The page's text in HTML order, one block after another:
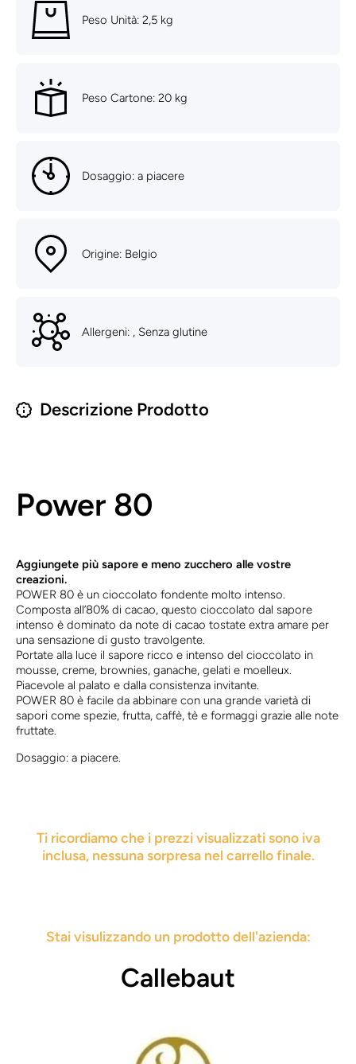
Peso Unità: 2,5 kg
Peso Cartone: 20 kg
Dosaggio: a piacere
Origine: Belgio
Allergeni: , Senza glutine
Descrizione Prodotto
Power 80
Aggiungete più sapore e meno zucchero alle vostre
creazioni.
POWER 80 è un cioccolato fondente molto intenso.
Composta all’80% di cacao, questo cioccolato dal sapore
intenso è dominato da note di cacao tostate extra amare per
una sensazione di gusto travolgente.
Portate alla luce il sapore ricco e intenso del cioccolato in
mousse, creme, brownies, ganache, gelati e moelleux.
Piacevole al palato e dalla consistenza invitante.
POWER 80 è facile da abbinare con una grande varietà di
sapori come spezie, frutta, caffè, tè e formaggi grazie alle note
fruttate.
Dosaggio: a piacere.
Ti ricordiamo che i prezzi visualizzati sono iva
inclusa, nessuna sorpresa nel carrello finale.
Stai visulizzando un prodotto dell'azienda:
Callebaut